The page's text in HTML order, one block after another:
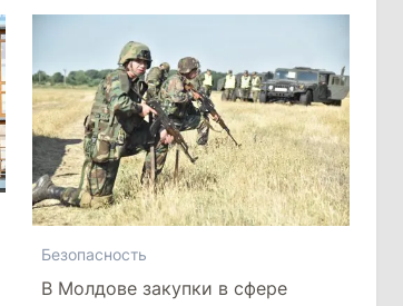
Безопасность
В Молдове закупки в сфере